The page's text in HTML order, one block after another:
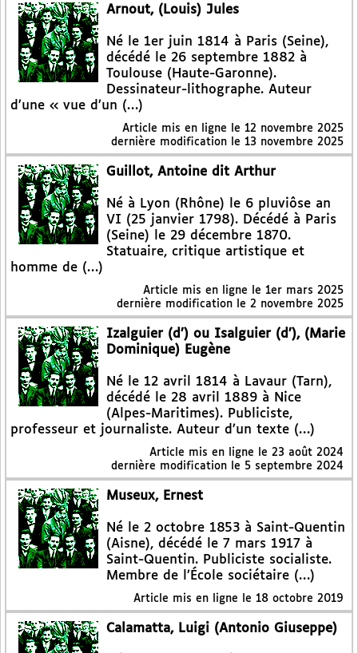
Arnout, (Louis) Jules
Né le 1er juin 1814 à Paris (Seine),
décédé le 26 septembre 1882 à
Toulouse (Haute-Garonne).
Dessinateur-lithographe. Auteur
d’une « vue d’un (…)
Article mis en ligne le 12 novembre 2025
dernière modification le 13 novembre 2025
Guillot, Antoine dit Arthur
Né à Lyon (Rhône) le 6 pluviôse an
VI (25 janvier 1798). Décédé à Paris
(Seine) le 29 décembre 1870.
Statuaire, critique artistique et
homme de (…)
Article mis en ligne le 1er mars 2025
dernière modification le 2 novembre 2025
Izalguier (d’) ou Isalguier (d’), (Marie
Dominique) Eugène
Né le 12 avril 1814 à Lavaur (Tarn),
décédé le 28 avril 1889 à Nice
(Alpes-Maritimes). Publiciste,
professeur et journaliste. Auteur d’un texte (…)
Article mis en ligne le 23 août 2024
dernière modification le 5 septembre 2024
Museux, Ernest
Né le 2 octobre 1853 à Saint-Quentin
(Aisne), décédé le 7 mars 1917 à
Saint-Quentin. Publiciste socialiste.
Membre de l’École sociétaire (…)
Article mis en ligne le 18 octobre 2019
Calamatta, Luigi (Antonio Giuseppe)